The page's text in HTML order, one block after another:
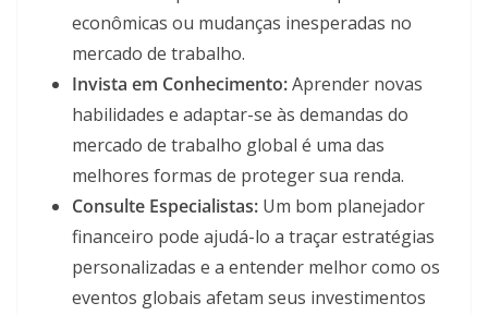
econômicas ou mudanças inesperadas no
mercado de trabalho.
Invista em Conhecimento:Aprender novas
habilidades e adaptar-se às demandas do
mercado de trabalho global é uma das
melhores formas de proteger sua renda.
Consulte Especialistas: Um bom planejador
financeiro pode ajudá-lo a traçar estratégias
personalizadas e a entender melhor como os
eventos globais afetam seus investimentos